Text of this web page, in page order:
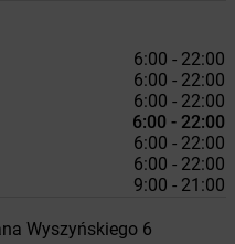
6:00 - 22:00
6:00 - 22:00
6:00 - 22:00
6:00 - 22:00
6:00 - 22:00
6:00 - 22:00
9:00 - 21:00
Wyszyńskiego 6